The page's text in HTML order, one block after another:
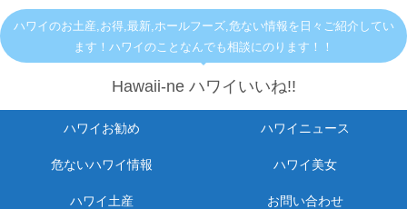
ハワイのお土産,お得,最新,ホールフーズ,危ない情報を日々ご紹介してい
ます！ハワイのことなんでも相談にのります！！
Hawaii-ne ハワイいいね!!
ハワイお勧め ハワイニュース
危ないハワイ情報 ハワイ美女
ハワイ土産 お問い合わせ